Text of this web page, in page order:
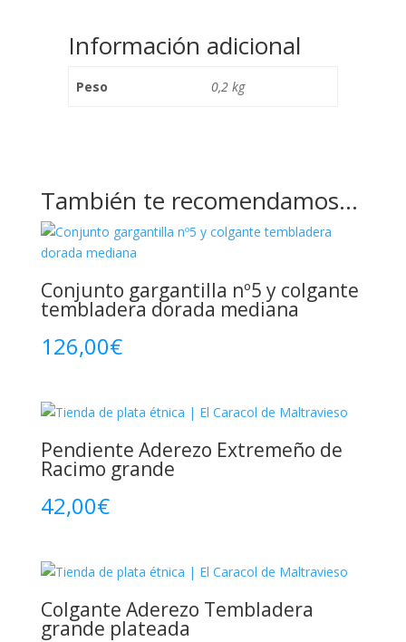
Información adicional
Peso 0,2 kg
También te recomendamos…
Conjunto gargantilla nº5 y colgante
tembladera dorada mediana
126,00€
Pendiente Aderezo Extremeño de
Racimo grande
42,00€
Colgante Aderezo Tembladera
grande plateada